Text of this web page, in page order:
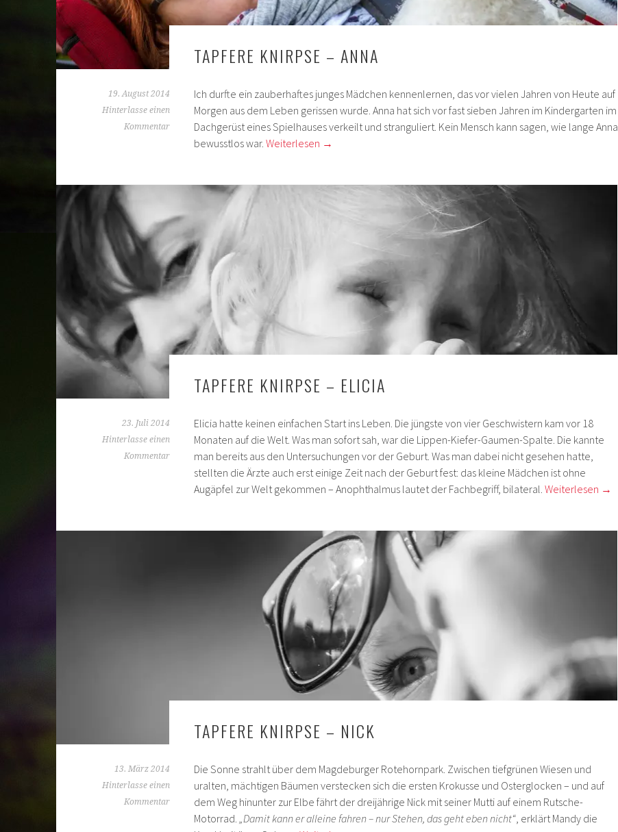
TAPFERE KNIRPSE – ANNA
19. August 2014
Hinterlasse einen
Kommentar
Ich durfte ein zauberhaftes junges Mädchen kennenlernen, das vor vielen Jahren von Heute auf
Morgen aus dem Leben gerissen wurde. Anna hat sich vor fast sieben Jahren im Kindergarten im
Dachgerüst eines Spielhauses verkeilt und stranguliert. Kein Mensch kann sagen, wie lange Anna
bewusstlos war. Weiterlesen →
TAPFERE KNIRPSE – ELICIA
23. Juli 2014
Hinterlasse einen
Kommentar
Elicia hatte keinen einfachen Start ins Leben. Die jüngste von vier Geschwistern kam vor 18
Monaten auf die Welt. Was man sofort sah, war die Lippen-Kiefer-Gaumen-Spalte. Die kannte
man bereits aus den Untersuchungen vor der Geburt. Was man dabei nicht gesehen hatte,
stellten die Ärzte auch erst einige Zeit nach der Geburt fest: das kleine Mädchen ist ohne
Augäpfel zur Welt gekommen – Anophthalmus lautet der Fachbegriff, bilateral. Weiterlesen →
TAPFERE KNIRPSE – NICK
13. März 2014
Hinterlasse einen
Kommentar
Die Sonne strahlt über dem Magdeburger Rotehornpark. Zwischen tiefgrünen Wiesen und
uralten, mächtigen Bäumen verstecken sich die ersten Krokusse und Osterglocken – und auf
dem Weg hinunter zur Elbe fährt der dreijährige Nick mit seiner Mutti auf einem Rutsche-
Motorrad.
„Damit kann er alleine fahren – nur Stehen, das geht eben nicht“ , erklärt Mandy die